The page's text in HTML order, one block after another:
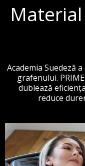
Academia Suedeză
grafenului.
dublează
reduce